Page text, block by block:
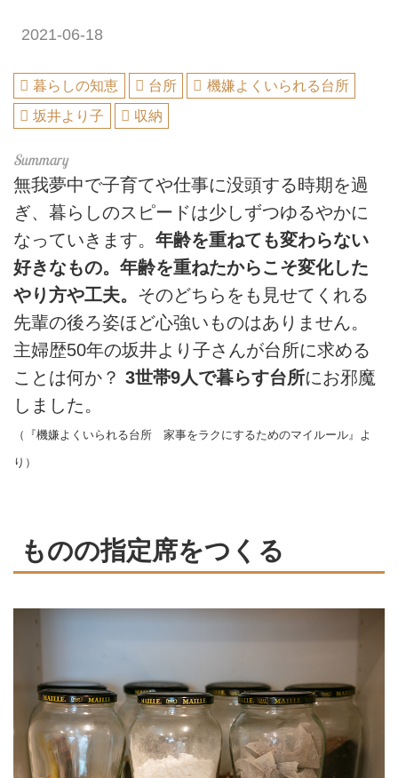
2021-06-18
暮らしの知恵 台所
機嫌よくいられる台所
坂井より子
収納
無我夢中で子育てや仕事に没頭する時期を過
ぎ、暮らしのスピードは少しずつゆるやかに
なっていきます。 年齢を重ねても変わらない
好きなもの。年齢を重ねたからこそ変化した
やり方や工夫。 そのどちらをも見せてくれる
先輩の後ろ姿ほど心強いものはありません。
主婦歴50年の坂井より子さんが台所に求める
ことは何か？ 3世帯9人で暮らす台所にお邪魔
しました。
（『機嫌よくいられる台所 家事をラクにするためのマイルール』よ
り）
ものの指定席をつくる